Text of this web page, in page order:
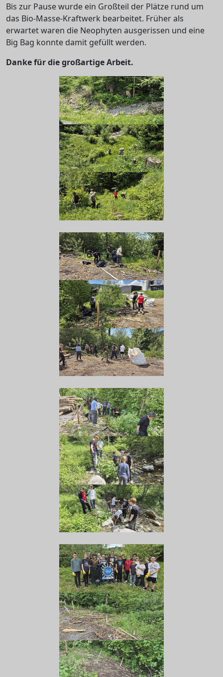
Bis zur Pause wurde ein Großteil der Plätze rund um
das Bio-Masse-Kraftwerk bearbeitet. Früher als
erwartet waren die Neophyten ausgerissen und eine
Big Bag konnte damit gefüllt werden.
Danke für die großartige Arbeit.